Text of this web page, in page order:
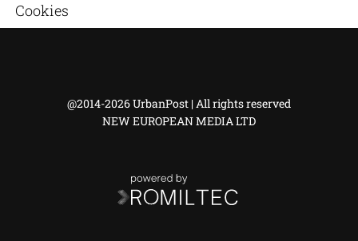
Cookies
@2014-2026 UrbanPost | All rights reserved
NEW EUROPEAN MEDIA LTD